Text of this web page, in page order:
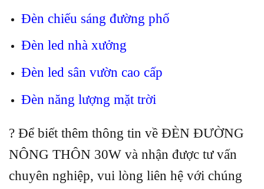
Đèn chiếu sáng đường phố
Đèn led nhà xưởng
Đèn led sân vườn cao cấp
Đèn năng lượng mặt trời
? Để biết thêm thông tin về ĐÈN ĐƯỜNG
NÔNG THÔN 30W và nhận được tư vấn
chuyên nghiệp, vui lòng liên hệ với chúng